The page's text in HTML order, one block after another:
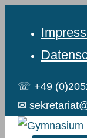
☏ +49
✉